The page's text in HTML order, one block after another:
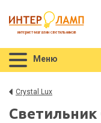
интернет-магазин светильников
Меню
Crystal Lux
Светильник